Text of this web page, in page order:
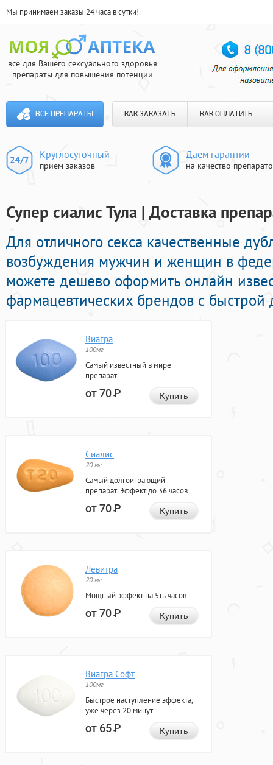
Мы принимаем заказы 24 часа в сутки!
все для Вашего сексуального здоровья
препараты для повышения потенции
ВСЕ ПРЕПАРАТЫ КАК ЗАКАЗАТЬ КАК ОПЛАТИТЬ
Круглосуточный
прием заказов
Даем гарантии
на качество
Супер сиалис Тула | Доставка
Для отличного секса качественные
возбуждения мужчин и женщин в
можете дешево оформить онлайн
фармацевтических брендов с быстрой
Виагра
100мг
Самый известный в мире
препарат
от 70Р Купить
Сиалис
20 мг
Самый долгоиграющий
препарат. Эффект до 36 часов.
от 70Р Купить
Левитра
20 мг
Мощный эффект на 5ть часов.
от 70Р Купить
Виагра Софт
100мг
Быстрое наступление эффекта,
уже через 20 минут.
от 65Р Купить